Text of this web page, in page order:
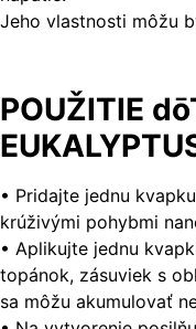
Jeho vlastnosti môžu
POUŽITIE
• Pridajte jednu
krúživými pohybmi
• Aplikujte jednu
topánok, zásuviek s
sa môžu akumulovať